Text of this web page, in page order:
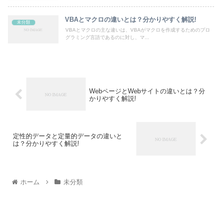
未分類 VBAとマクロの違いとは？分かりやすく解説!
VBAとマクロの主な違いは、VBAがマクロを作成するためのプロ
グラミング言語であるのに対し、マ...
WebページとWebサイトの違いとは？分
かりやすく解説!
定性的データと定量的データの違いと
は？分かりやすく解説!
ホーム 未分類